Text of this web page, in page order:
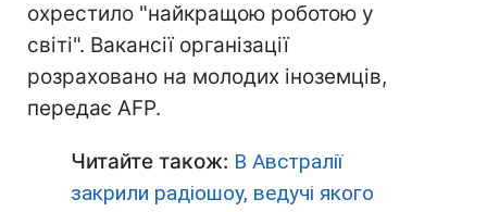
охрестило "найкращою роботою у
світі". Вакансії організації
розраховано на молодих іноземців,
передає AFP.
Читайте також: В Австралії
закрили радіошоу, ведучі якого